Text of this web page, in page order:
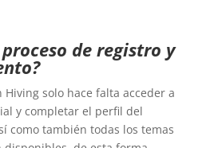
de registro y
Hiving solo hace falta acceder a
y completar el perfil del
como también todas los temas